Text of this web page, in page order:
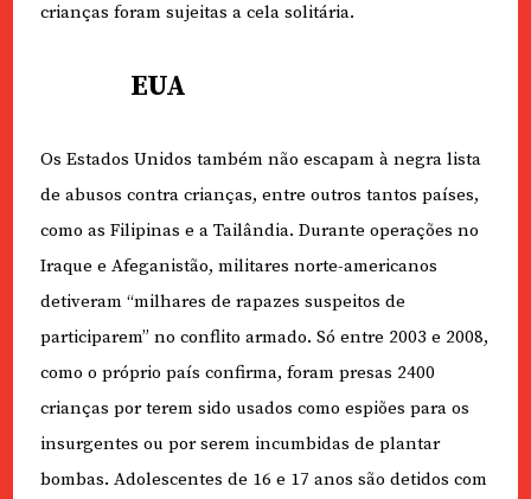
crianças foram sujeitas a cela solitária.
EUA
Os Estados Unidos também não escapam à negra lista
de abusos contra crianças, entre outros tantos países,
como as Filipinas e a Tailândia. Durante operações no
Iraque e Afeganistão, militares norte-americanos
detiveram “milhares de rapazes suspeitos de
participarem” no conflito armado. Só entre 2003 e 2008,
como o próprio país confirma, foram presas 2400
crianças por terem sido usados como espiões para os
insurgentes ou por serem incumbidas de plantar
bombas. Adolescentes de 16 e 17 anos são detidos com